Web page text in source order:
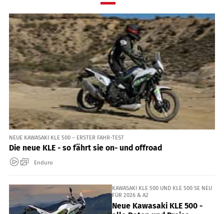
NEUE KAWASAKI KLE 500 – ERSTER FAHR-TEST
Die neue KLE - so fährt sie on- und offroad
Enduro
KAWASAKI KLE 500 UND KLE 500 SE NEU
FÜR 2026 & A2
Neue Kawasaki KLE 500 -